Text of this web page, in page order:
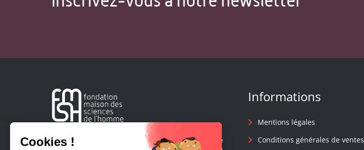
Créée en 1963, la Fondation Maison Sciences de l'Homme
Informations
Mentions légales
Conditions générales de ventes